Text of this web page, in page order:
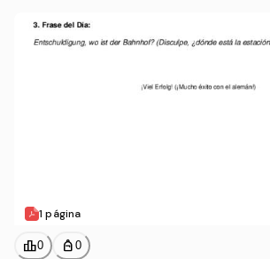
1 página
leaderboard0 personal_bag 0